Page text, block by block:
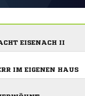
EISENACH II
IM EIGENEN HAUS